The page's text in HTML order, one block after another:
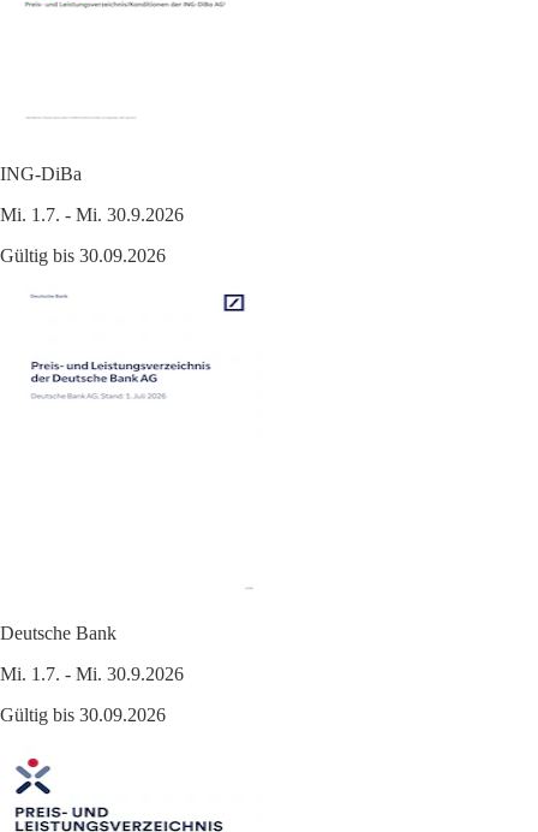
ING-DiBa
Mi. 1.7. - Mi. 30.9.2026
Gültig bis 30.09.2026
Deutsche Bank
Mi. 1.7. - Mi. 30.9.2026
Gültig bis 30.09.2026